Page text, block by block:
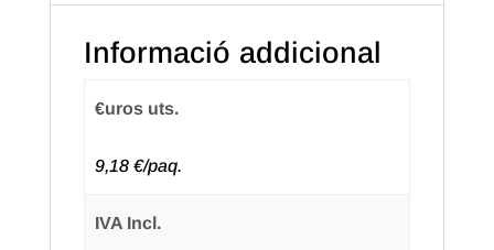
de
50x60
50mc.Informació addicional
€uros uts.
9,18 €/paq.
IVA Incl.